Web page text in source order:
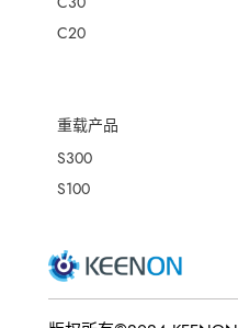
C20
重载产品
S300
S100